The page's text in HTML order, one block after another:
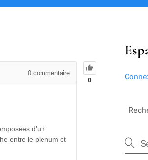
0
0commentaire
d’un
entre le plenum et